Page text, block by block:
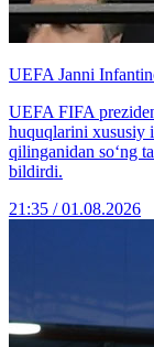
UEFA Janni
UEFA FIFA
huquqlarini xususiy
qilinganidan so‘ng
bildirdi.
21:35 / 01.08.2026